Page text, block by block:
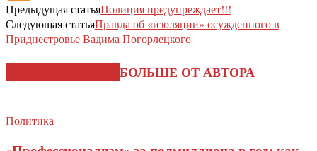
Предыдущая статьяПолиция предупреждает!!!
Следующая статьяПравда об «изоляции» осужденного в
Приднестровье Вадима Погорлецкого
БОЛЬШЕ ОТ АВТОРА
Политика